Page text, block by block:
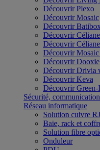
Découvrir Plexo
Découvrir Mosaic
Découvrir Batibox
Découvrir Céliane
Découvrir
Découvrir
Découvrir Dooxie
Découvrir Drivia
Découvrir Keva
Découvrir Green-I
Sécurité,
Réseau informatique
Solution cuivre
Baie, rack et
Solution fibre
Onduleur